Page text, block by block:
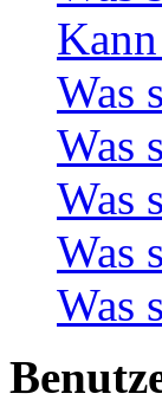
Was
Was
Was
Was
Was